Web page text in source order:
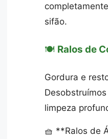
sifão.
🍽️ Ralos de
Gordura e
limpeza
🧺 **Ralos de